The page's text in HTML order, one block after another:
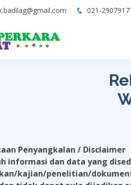
021-
Penyangkalan / Disclaimer
informasi dan data yang
kajian/penelitian/